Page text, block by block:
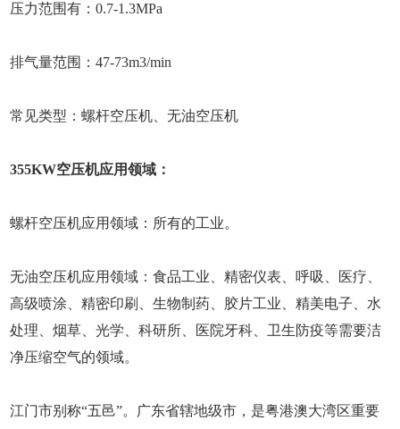
压力范围有：0.7-1.3MPa
排气量范围：47-73m3/min
常见类型：螺杆空压机、无油空压机
355KW空压机应用领域：
螺杆空压机应用领域：所有的工业。
无油空压机应用领域：食品工业、精密仪表、呼吸、医疗、
高级喷涂、精密印刷、生物制药、胶片工业、精美电子、水
处理、烟草、光学、科研所、医院牙科、卫生防疫等需要洁
净压缩空气的领域。
江门市别称“五邑”。广东省辖地级市，是粤港澳大湾区重要